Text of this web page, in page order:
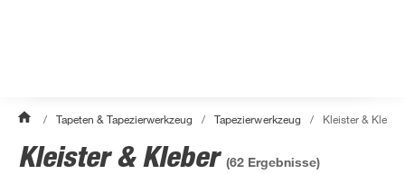
/ Tapeten & Tapezierwerkzeug / Tapezierwerkzeug / Kleister & Kleber
Kleister & Kleber (62 Ergebnisse)